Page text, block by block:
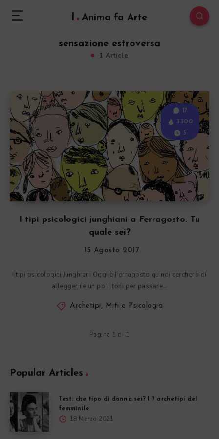
l Anima fa Arte
sensazione estroversa
1 Article
I tipi psicologici junghiani a Ferragosto. Tu
quale sei?
17
3300
3
15 Agosto 2017
I tipi psicologici Junghiani Oggi è Ferragosto quindi cercherò di
alleggerire un po’ i toni per passare…
Archetipi, Miti e Psicologia
Pagina 1 di 1
Popular Articles
Test: che tipo di donna sei? I 7 archetipi del
femminile
18 Marzo 2021